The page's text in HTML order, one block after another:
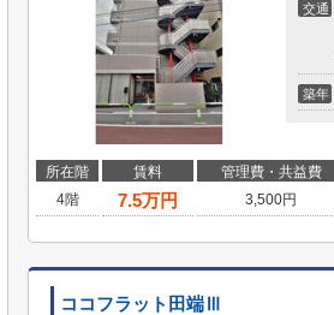
交通
築年
所在階 賃料 管理費・共益費
4階
7.5万円 3,500円
ココフラット田端Ⅲ